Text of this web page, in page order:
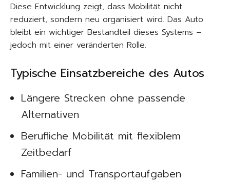
Diese Entwicklung zeigt, dass Mobilität nicht
reduziert, sondern neu organisiert wird. Das Auto
bleibt ein wichtiger Bestandteil dieses Systems –
jedoch mit einer veränderten Rolle.
Typische Einsatzbereiche des Autos
Längere Strecken ohne passende
Alternativen
Berufliche Mobilität mit flexiblem
Zeitbedarf
Familien- und Transportaufgaben